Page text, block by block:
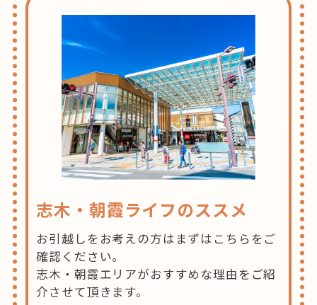
志木・朝霞ライフのススメ
お引越しをお考えの方はまずはこちらをご
確認ください。
志木・朝霞エリアがおすすめな理由をご紹
介させて頂きます。